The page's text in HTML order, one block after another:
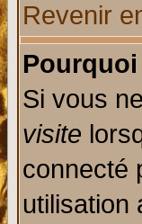
Revenir
Si vous
visite
connecté
utilisation